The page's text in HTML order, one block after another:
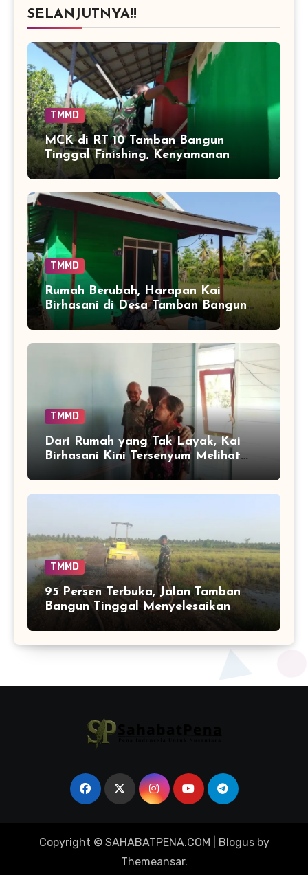
SELANJUTNYA!!
TMMD
MCK di RT 10 Tamban Bangun
Tinggal Finishing, Kenyamanan
Warga Segera Bertambah
TMMD
Rumah Berubah, Harapan Kai
Birhasani di Desa Tamban Bangun
Ikut Tumbuh
TMMD
Dari Rumah yang Tak Layak, Kai
Birhasani Kini Tersenyum Melihat
Tempat Tinggalnya Berubah
TMMD
95 Persen Terbuka, Jalan Tamban
Bangun Tinggal Menyelesaikan
Ujung Pekerjaan
Copyright © SAHABATPENA.COM Blogusby
Themeansar.